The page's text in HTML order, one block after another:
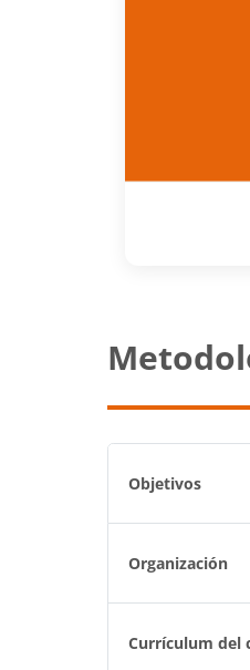
Objetivos
Organización
Currículum del